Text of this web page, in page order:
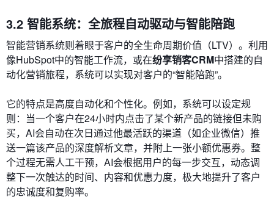
3.2 智能系统：全旅程自动驱动与智能陪跑
智能营销系统则着眼于客户的全生命周期价值（LTV）。利用
像HubSpot中的智能工作流，或在纷享销客CRM中搭建的自
动化营销旅程，系统可以实现对客户的“智能陪跑”。
它的特点是高度自动化和个性化。例如，系统可以设定规
则：当一个客户在24小时内点击了某个新产品的链接但未购
买，AI会自动在次日通过他最活跃的渠道（如企业微信）推
送一篇该产品的深度解析文章，并附上一张小额优惠券。整
个过程无需人工干预，AI会根据用户的每一步交互，动态调
整下一次触达的时间、内容和优惠力度，极大地提升了客户
的忠诚度和复购率。